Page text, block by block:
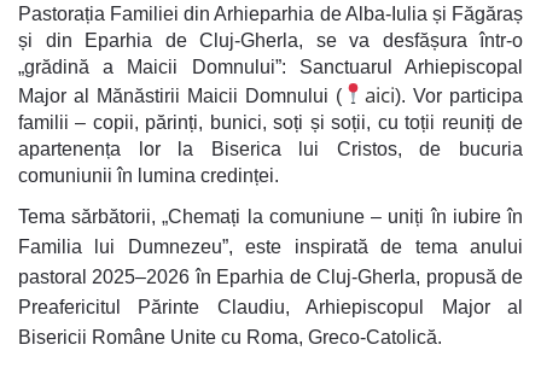
Pastorația Familiei din Arhieparhia de Alba-Iulia și Făgăraș
și din Eparhia de Cluj-Gherla, se va desfășura într-o
„grădină a Maicii Domnului”: Sanctuarul Arhiepiscopal
Major al Mănăstirii Maicii Domnului (
aici). Vor participa
familii – copii, părinți, bunici, soți și soții, cu toții reuniți de
apartenența lor la Biserica lui Cristos, de bucuria
comuniunii în lumina credinței.
Tema sărbătorii,„Chemați la comuniune – uniți în iubire în
Familia lui Dumnezeu”, este inspirată de tema anului
pastoral 2025–2026 în Eparhia de Cluj-Gherla, propusă de
Preafericitul Părinte Claudiu, Arhiepiscopul Major al
Bisericii Române Unite cu Roma, Greco-Catolică.